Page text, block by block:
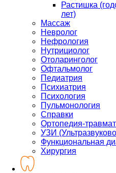
Растишка
лет)
Массаж
Невролог
Нефрология
Нутрициолог
Отоларинголог
Офтальмолог
Педиатрия
Психиатрия
Психология
Пульмонология
Справки
Ортопедия-
УЗИ
Функциональная
Хирургия